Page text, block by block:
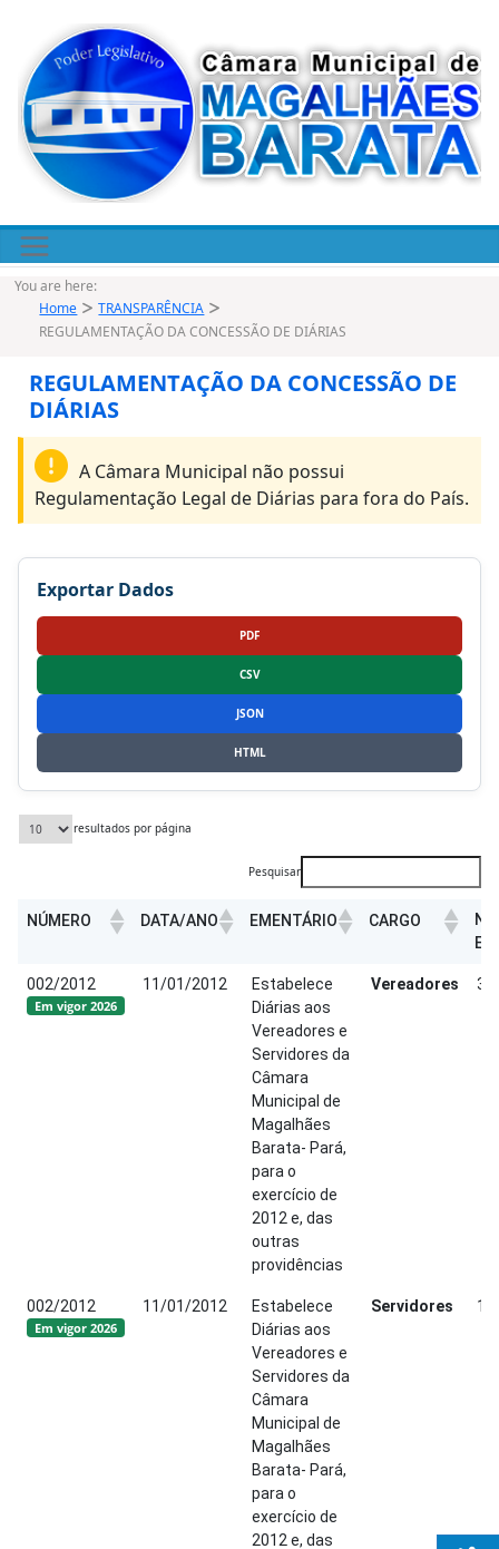
conteúdo
You are here:
Home
TRANSPARÊNCIA
REGULAMENTAÇÃO DA CONCESSÃO DE DIÁRIAS
REGULAMENTAÇÃO DA CONCESSÃO DE
DIÁRIAS
A Câmara Municipal não possui
Regulamentação Legal de Diárias para fora do País.
Exportar Dados
PDF
CSV
JSON
HTML
resultados por página
Pesquisar
NÚMERO DATA/ANO EMENTÁRIO CARGO
NO
NÚMERO
DATA/ANO EMENTÁRIO CARGO
NO
002/2012
Em vigor 2026
11/01/2012
Estabelece
Diárias aos
Vereadores e
Servidores da
Câmara
Municipal de
Magalhães
Barata- Pará,
para o
exercício de
2012 e, das
outras
providências
Vereadores
002/2012
Em vigor 2026
11/01/2012
Estabelece
Diárias aos
Vereadores e
Servidores da
Câmara
Municipal de
Magalhães
Barata- Pará,
para o
exercício de
2012 e, das
Servidores